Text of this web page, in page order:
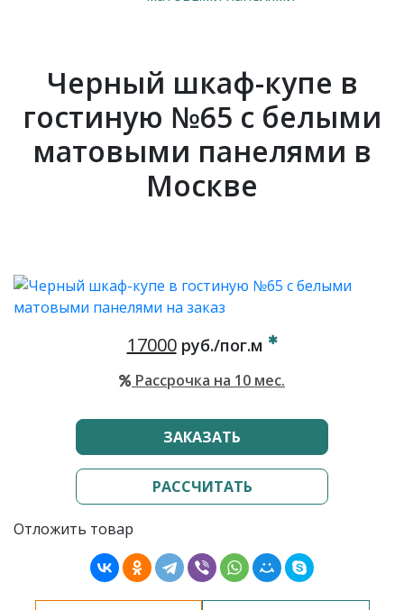
Черный шкаф-купе в
гостиную №65 с белыми
матовыми панелями в
Москве
17000руб./пог.м
Рассрочка на 10 мес.
ЗАКАЗАТЬ
РАССЧИТАТЬ
Отложить товар